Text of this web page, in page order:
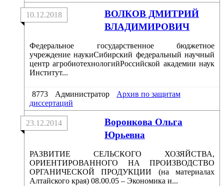
ВОЛКОВ ДМИТРИЙ
ВЛАДИМИРОВИЧ
10.12.2018
Федеральное государственное бюджетное
учреждение наукиСибирский федеральный научный
центр агробиотехнологийРоссийской академии наук
Институт...
8773 Администратор
Архив по защитам
диссертаций
Воронкова Ольга
Юрьевна
23.12.2014
РАЗВИТИЕ СЕЛЬСКОГО ХОЗЯЙСТВА,
ОРИЕНТИРОВАННОГО НА ПРОИЗВОДСТВО
ОРГАНИЧЕСКОЙ ПРОДУКЦИИ (на материалах
Алтайского края) 08.00.05 – Экономика и...